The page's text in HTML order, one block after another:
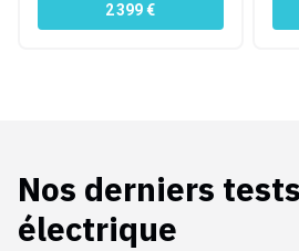
2 399€
Nos derniers
électrique